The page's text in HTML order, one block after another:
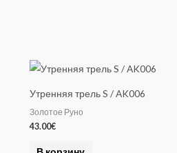
Утренняя трель S / AK006
Золотое Руно
43.00€